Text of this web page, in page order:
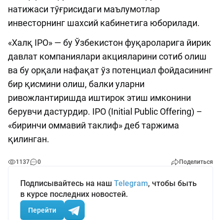
натижаси тўғрисидаги маълумотлар
инвесторнинг шахсий кабинетига юборилади.
«Халқ IPO» — бу Ўзбекистон фуқароларига йирик
давлат компаниялари акцияларини сотиб олиш
ва бу орқали нафақат ўз потенциал фойдасининг
бир қисмини олиш, балки уларни
ривожлантиришда иштирок этиш имконини
берувчи дастурдир. IPO (Initial Public Offering) –
«биринчи оммавий таклиф» деб таржима
қилинган.
1137 0 Поделиться
Подписывайтесь на наш Telegram, чтобы быть
в курсе последних новостей.
Перейти